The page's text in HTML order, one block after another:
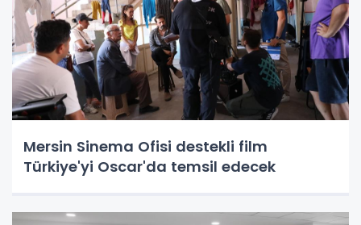
Mersin Sinema Ofisi destekli film
Türkiye'yi Oscar'da temsil edecek